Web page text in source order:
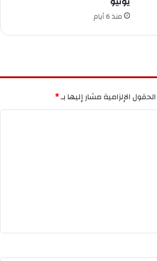
منذ 6 أيام
الحقول الإلزامية مشار إليها بـ*